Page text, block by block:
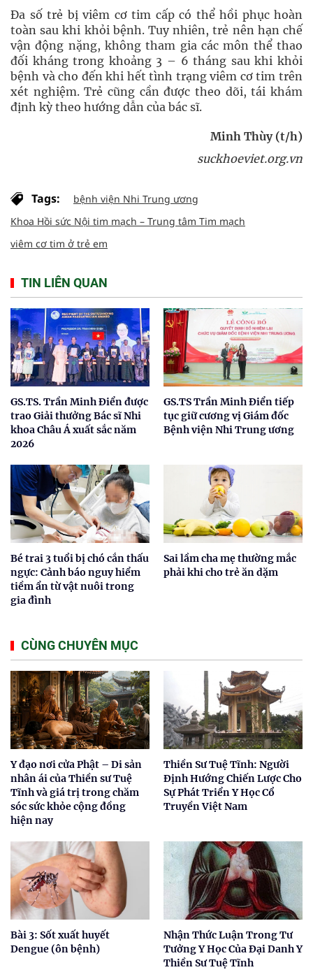
Đa số trẻ bị viêm cơ tim cấp có thể hồi phục hoàn
toàn sau khi khỏi bệnh. Tuy nhiên, trẻ nên hạn chế
vận động nặng, không tham gia các môn thể thao
đối kháng trong khoảng 3 – 6 tháng sau khi khỏi
bệnh và cho đến khi hết tình trạng viêm cơ tim trên
xét nghiệm. Trẻ cũng cần được theo dõi, tái khám
định kỳ theo hướng dẫn của bác sĩ.
Minh Thùy (t/h)
suckhoeviet.org.vn
Tags:
bệnh viện Nhi Trung ương
Khoa Hồi sức Nội tim mạch – Trung tâm Tim mạch
viêm cơ tim ở trẻ em
TIN LIÊN QUAN
GS.TS. Trần Minh Điển được
trao Giải thưởng Bác sĩ Nhi
khoa Châu Á xuất sắc năm
2026
GS.TS Trần Minh Điển tiếp
tục giữ cương vị Giám đốc
Bệnh viện Nhi Trung ương
Bé trai 3 tuổi bị chó cắn thấu
ngực: Cảnh báo nguy hiểm
tiềm ẩn từ vật nuôi trong
gia đình
Sai lầm cha mẹ thường mắc
phải khi cho trẻ ăn dặm
CÙNG CHUYÊN MỤC
Y đạo nơi cửa Phật – Di sản
nhân ái của Thiền sư Tuệ
Tĩnh và giá trị trong chăm
sóc sức khỏe cộng đồng
hiện nay
Thiền Sư Tuệ Tĩnh: Người
Định Hướng Chiến Lược Cho
Sự Phát Triển Y Học Cổ
Truyền Việt Nam
Bài 3: Sốt xuất huyết
Dengue (ôn bệnh)
Nhận Thức Luận Trong Tư
Tưởng Y Học Của Đại Danh Y
Thiền Sư Tuệ Tĩnh